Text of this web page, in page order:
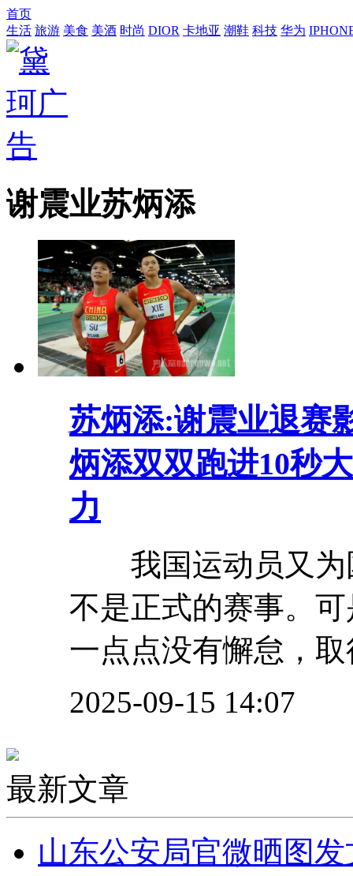
首页
生活 旅游 美食 美酒 时尚 DIOR 卡地亚 潮鞋 科技 华为
谢震业苏炳添
苏炳添:谢震业退赛
炳添双双跑进10秒
力
我国运动员又为
不是正式的赛事。
一点点没有懈怠，
2025-09-15 14:07
最新文章
山东公安局官微晒图